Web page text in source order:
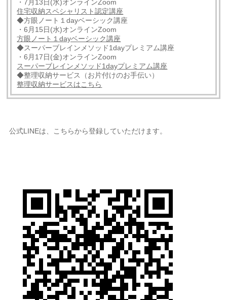
・7月13日(水)オンラインZoom
住宅収納スペシャリスト認定講座
◆方眼ノート１dayベーシック講座
・6月15日(水)オンラインZoom
方眼ノート１dayベーシック講座
◆スーパーブレインメソッド1dayプレミアム講座
・6月17日(金)オンラインZoom
スーパーブレインメソッド1dayプレミアム講座
◆整理収納サービス（お片付けのお手伝い）
整理収納サービスはこちら
公式LINEは、こちらから登録していただけます。